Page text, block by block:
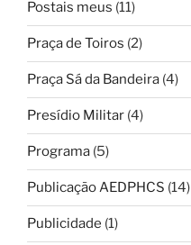
Postais meus (11)
Praça de Toiros (2)
Praça Sá da Bandeira (4)
Presídio Militar (4)
Programa (5)
Publicação AEDPHCS (14)
Publicidade (1)